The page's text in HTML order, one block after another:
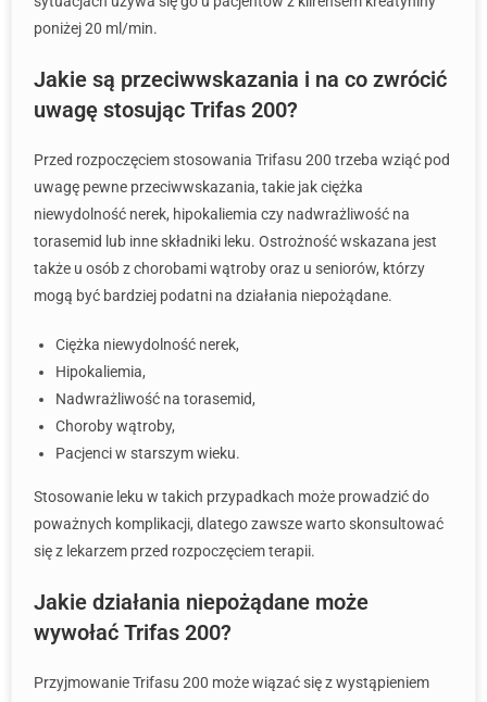
poniżej 20 ml/min.
Jakie są przeciwwskazania i na co zwrócić
uwagę stosując Trifas 200?
Przed rozpoczęciem stosowania Trifasu 200 trzeba wziąć pod
uwagę pewne przeciwwskazania, takie jak ciężka
niewydolność nerek, hipokaliemia czy nadwrażliwość na
torasemid lub inne składniki leku. Ostrożność wskazana jest
także u osób z chorobami wątroby oraz u seniorów, którzy
mogą być bardziej podatni na działania niepożądane.
Ciężka niewydolność nerek,
Hipokaliemia,
Nadwrażliwość na torasemid,
Choroby wątroby,
Pacjenci w starszym wieku.
Stosowanie leku w takich przypadkach może prowadzić do
poważnych komplikacji, dlatego zawsze warto skonsultować
się z lekarzem przed rozpoczęciem terapii.
Jakie działania niepożądane może
wywołać Trifas 200?
Przyjmowanie Trifasu 200 może wiązać się z wystąpieniem